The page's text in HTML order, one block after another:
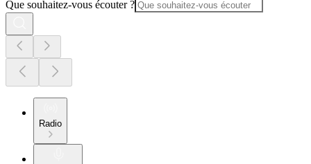
Que souhaitez-vous écouter ?
Radio